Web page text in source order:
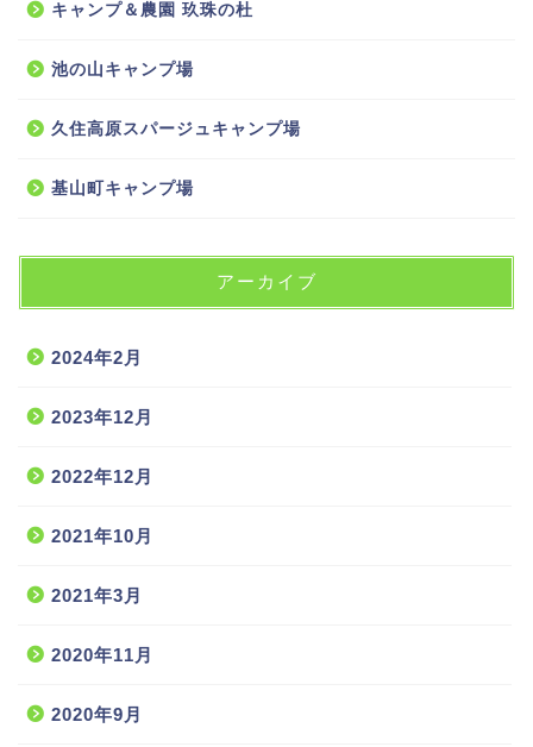
キャンプ＆農園 玖珠の杜
池の山キャンプ場
久住高原スパージュキャンプ場
基山町キャンプ場
アーカイブ
2024年2月
2023年12月
2022年12月
2021年10月
2021年3月
2020年11月
2020年9月